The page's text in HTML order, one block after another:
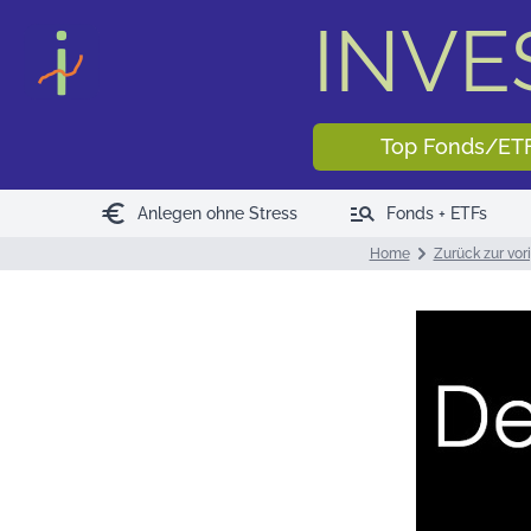
Top Fonds/
euro Anlegen ohne Stress manage_search Fonds + ETFs
Home Zurück zur